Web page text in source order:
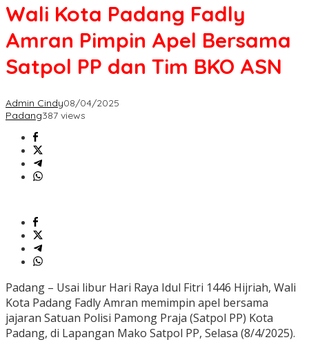
Wali Kota Padang Fadly
Amran Pimpin Apel Bersama
Satpol PP dan Tim BKO ASN
Admin Cindy08/04/2025
Padang387 views
Padang – Usai libur Hari Raya Idul Fitri 1446 Hijriah, Wali
Kota Padang Fadly Amran memimpin apel bersama
jajaran Satuan Polisi Pamong Praja (Satpol PP) Kota
Padang, di Lapangan Mako Satpol PP, Selasa (8/4/2025).